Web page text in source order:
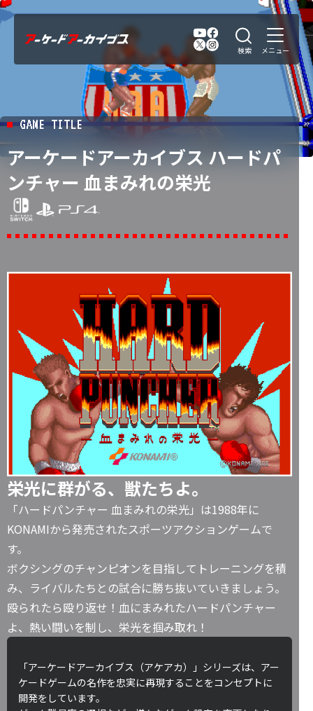
GAME TITLE
アーケードアーカイブス ハードパ
ンチャー 血まみれの栄光
栄光に群がる、獣たちよ。
「ハードパンチャー 血まみれの栄光」は1988年に
KONAMIから発売されたスポーツアクションゲームで
す。
ボクシングのチャンピオンを目指してトレーニングを積
み、ライバルたちとの試合に勝ち抜いていきましょう。
殴られたら殴り返せ！血にまみれたハードパンチャー
よ、熱い闘いを制し、栄光を掴み取れ！
「アーケードアーカイブス（アケアカ）」シリーズは、アー
ケードゲームの名作を忠実に再現することをコンセプトに
開発をしています。